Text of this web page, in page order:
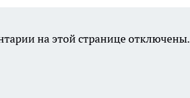
на этой странице отключены.